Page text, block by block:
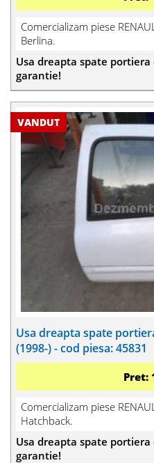
Comercializam piese
Berlina.
Usa dreapta spate portiera
garantie!
Usa dreapta spate
(1998-) - cod piesa: 45831
Pret:
Comercializam piese
Hatchback.
Usa dreapta spate portiera
garantie!